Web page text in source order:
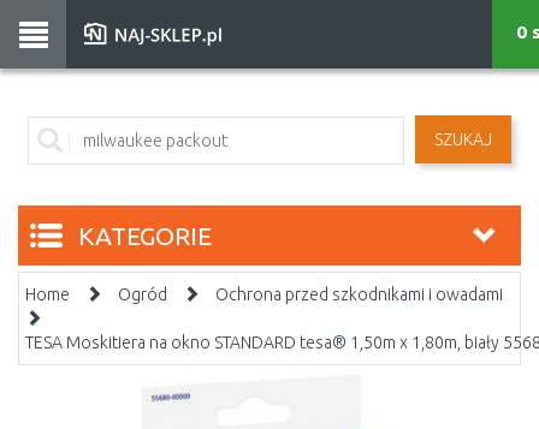
SZUKAJ
0
KATEGORIE
Home Ogród Ochrona przed szkodnikami i owadami
TESA Moskitiera na okno STANDARD tesa® 1,50m x 1,80m, biały